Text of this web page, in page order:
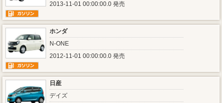
2013-11-01 00:00:00.0 発売
ホンダ
N-ONE
2012-11-01 00:00:00.0 発売
日産
デイズ